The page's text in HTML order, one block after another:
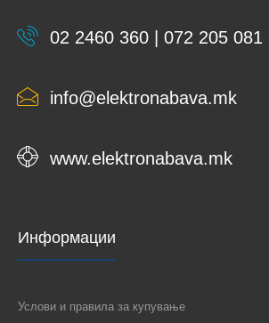
02 2460 360 | 072 205 081
info@elektronabava.mk
www.elektronabava.mk
Информации
Услови и правила за купување